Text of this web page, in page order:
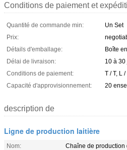
Conditions de paiement et
Quantité de commande min:
Un Set
Prix:
Détails d'emballage:
Boîte
Délai de livraison:
10 à 30
Conditions de paiement:
T / T, L /
Capacité d'approvisionnement:
20
description de
Ligne de production laitière
Nom:
Chaîne de production